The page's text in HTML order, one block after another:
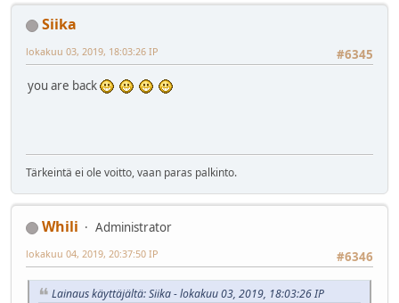
Siika
#6345
lokakuu 03, 2019, 18:03:26 IP
you are back
Tärkeintä ei ole voitto, vaan paras palkinto.
Whili
Administrator
#6346
lokakuu 04, 2019, 20:37:50 IP
Lainaus käyttäjältä: Siika - lokakuu 03, 2019, 18:03:26 IP